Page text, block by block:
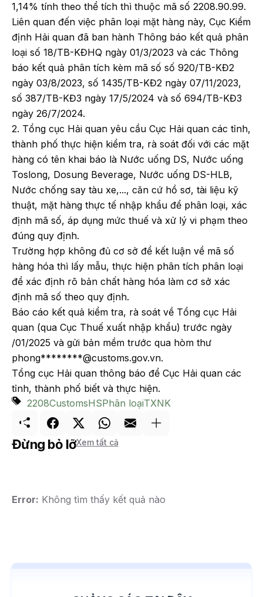
1,14% tính theo thể tích thì thuộc mã số 2208.90.99.
Liên quan đến việc phân loại mặt hàng này, Cục Kiểm
định Hải quan đã ban hành Thông báo kết quả phân
loại số 18/TB-KĐHQ ngày 01/3/2023 và các Thông
báo kết quả phân tích kèm mã số số 920/TB-KĐ2
ngày 03/8/2023, số 1435/TB-KĐ2 ngày 07/11/2023,
số 387/TB-KĐ3 ngày 17/5/2024 và số 694/TB-KĐ3
ngày 26/7/2024.
2. Tổng cục Hải quan yêu cầu Cục Hải quan các tỉnh,
thành phố thực hiện kiểm tra, rà soát đối với các mặt
hàng có tên khai báo là Nước uống DS, Nước uống
Toslong, Dosung Beverage, Nước uống DS-HLB,
Nước chống say tàu xe,..., căn cứ hồ sơ, tài liệu kỹ
thuật, mặt hàng thực tế nhập khẩu để phân loại, xác
định mã số, áp dụng mức thuế và xử lý vi phạm theo
đúng quy định.
Trường hợp không đủ cơ sở để kết luận về mã số
hàng hóa thì lấy mẫu, thực hiện phân tích phân loại
để xác định rõ bản chất hàng hóa làm cơ sở xác
định mã số theo quy định.
Báo cáo kết quả kiểm tra, rà soát về Tổng cục Hải
quan (qua Cục Thuế xuất nhập khẩu) trước ngày
/01/2025 và gửi bản mềm trước qua hòm thư
phong********@customs.gov.vn.
Tổng cục Hải quan thông báo để Cục Hải quan các
tỉnh, thành phố biết và thực hiện.
2208CustomsHSPhân loạiTXNK
Đừng bỏ lỡXem tất cả
Error: Không tìm thấy kết quả nào